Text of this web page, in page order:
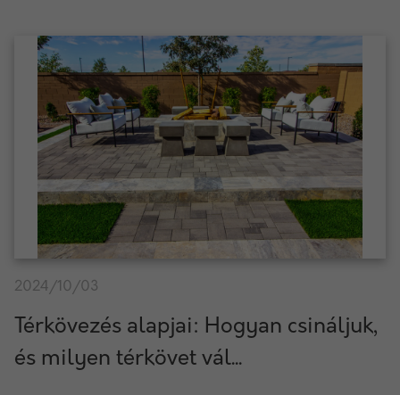
2024/10/03
Térkövezés alapjai: Hogyan csináljuk,
és milyen térkövet vál...